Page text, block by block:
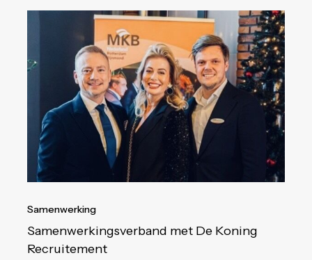
Samenwerkingsverband
Koning
Recruitement
Samenwerking
Samenwerkingsverband met De Koning
Recruitement